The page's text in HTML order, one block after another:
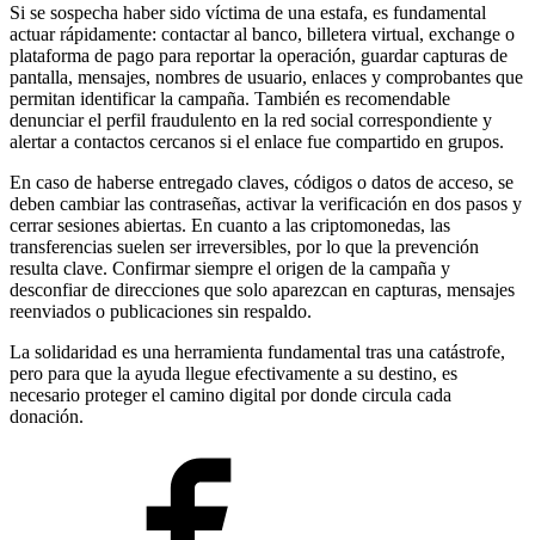
Si se sospecha haber sido víctima de una estafa, es fundamental
actuar rápidamente: contactar al banco, billetera virtual, exchange o
plataforma de pago para reportar la operación, guardar capturas de
pantalla, mensajes, nombres de usuario, enlaces y comprobantes que
permitan identificar la campaña. También es recomendable
denunciar el perfil fraudulento en la red social correspondiente y
alertar a contactos cercanos si el enlace fue compartido en grupos.
En caso de haberse entregado claves, códigos o datos de acceso, se
deben cambiar las contraseñas, activar la verificación en dos pasos y
cerrar sesiones abiertas. En cuanto a las criptomonedas, las
transferencias suelen ser irreversibles, por lo que la prevención
resulta clave. Confirmar siempre el origen de la campaña y
desconfiar de direcciones que solo aparezcan en capturas, mensajes
reenviados o publicaciones sin respaldo.
La solidaridad es una herramienta fundamental tras una catástrofe,
pero para que la ayuda llegue efectivamente a su destino, es
necesario proteger el camino digital por donde circula cada
donación.